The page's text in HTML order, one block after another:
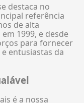
destaca no
referência
de alta
1999, e desde
para fornecer
entusiastas da
é a nossa